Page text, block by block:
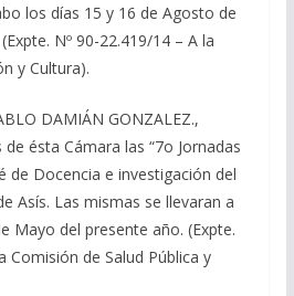
los días 15 y 16 de Agosto de
Nº 90-22.419/14 – A la
y Cultura).
DAMIÁN GONZALEZ.,
ésta Cámara las “7o Jornadas
de Docencia e investigación del
Asís. Las mismas se llevaran a
Mayo del presente año. (Expte.
Comisión de Salud Pública y